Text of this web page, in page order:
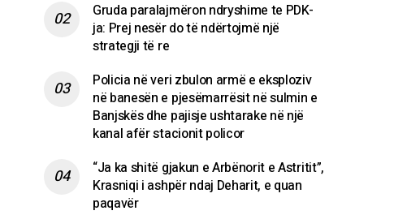
Gruda paralajmëron ndryshime te PDK-
ja: Prej nesër do të ndërtojmë një
strategji të re
Policia në veri zbulon armë e eksploziv
në banesën e pjesëmarrësit në sulmin e
Banjskës dhe pajisje ushtarake në një
kanal afër stacionit policor
“Ja ka shitë gjakun e Arbënorit e Astritit”,
Krasniqi i ashpër ndaj Deharit, e quan
paqavër